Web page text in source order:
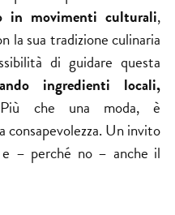
in movimenti culturali,
la sua tradizione culinaria
di guidare questa
ingredienti locali,
che una moda, è
consapevolezza. Un invito
– perché no – anche il